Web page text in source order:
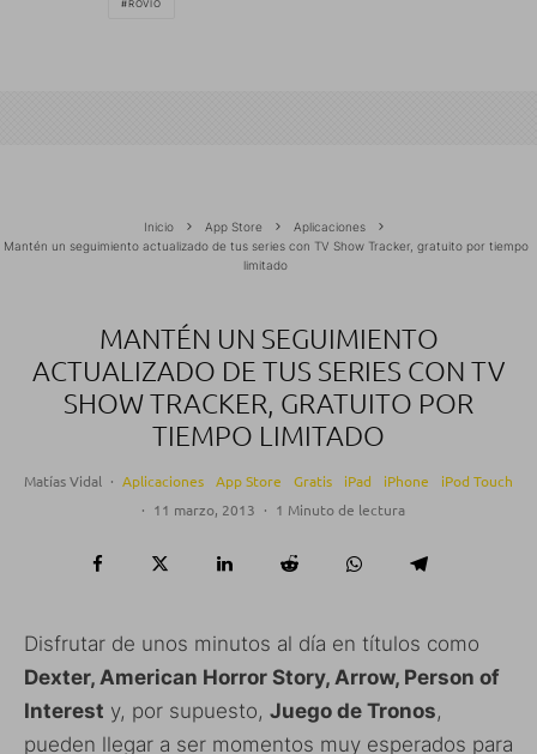
ROVIO
Inicio App Store
Aplicaciones
Mantén un seguimiento actualizado de tus series con TV Show Tracker, gratuito por tiempo
limitado
MANTÉN UN SEGUIMIENTO
ACTUALIZADO DE TUS SERIES CON TV
SHOW TRACKER, GRATUITO POR
TIEMPO LIMITADO
Matías Vidal · Aplicaciones App Store Gratis iPad iPhone
iPod Touch
· 11 marzo, 2013 · 1 Minuto de lectura
Disfrutar de unos minutos al día en títulos como
Dexter, American Horror Story, Arrow, Person of
Interest y, por supuesto, Juego de Tronos,
pueden llegar a ser momentos muy esperados para